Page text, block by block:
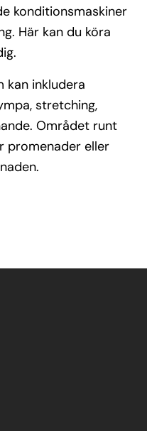
konditionsmaskiner
Här kan du köra
kan inkludera
stretching,
Området runt
promenader eller